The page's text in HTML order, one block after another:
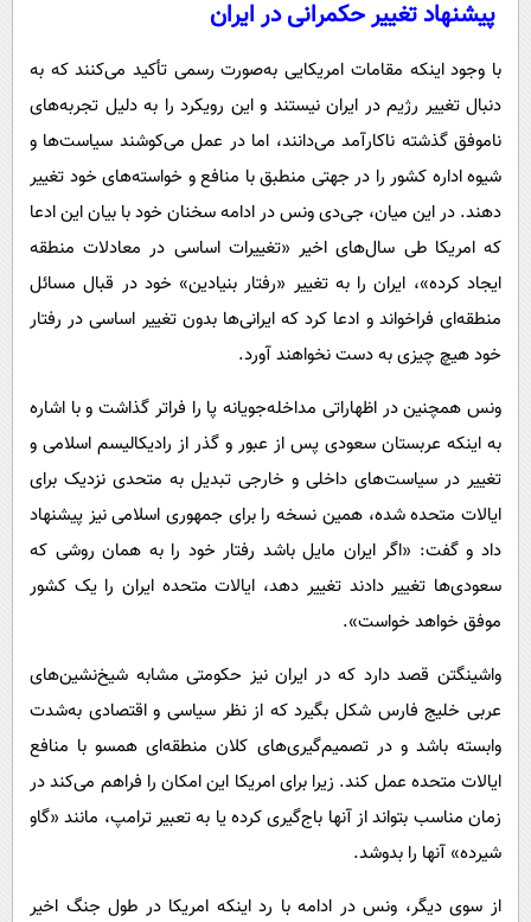
پیشنهاد تغییر حکمرانی در ایران
با وجود اینکه مقامات امریکایی به‌صورت رسمی تأکید می‌کنند که به
دنبال تغییر رژیم در ایران نیستند و این رویکرد را به دلیل تجربه‌های
ناموفق گذشته ناکارآمد می‌دانند، اما در عمل می‌کوشند سیاست‌ها و
شیوه اداره کشور را در جهتی منطبق با منافع و خواسته‌های خود تغییر
دهند. در این میان، جی‌دی ونس در ادامه سخنان خود با بیان این ادعا
که امریکا طی سال‌های اخیر «تغییرات اساسی در معادلات منطقه
ایجاد کرده»، ایران را به تغییر «رفتار بنیادین» خود در قبال مسائل
منطقه‌ای فراخواند و ادعا کرد که ایرانی‌ها بدون تغییر اساسی در رفتار
خود هیچ چیزی به دست نخواهند آورد.
ونس همچنین در اظهاراتی مداخله‌جویانه پا را فراتر گذاشت و با اشاره
به اینکه عربستان سعودی پس از عبور و گذر از رادیکالیسم اسلامی و
تغییر در سیاست‌های داخلی و خارجی تبدیل به متحدی نزدیک برای
ایالات متحده شده، همین نسخه را برای جمهوری اسلامی نیز پیشنهاد
داد و گفت: «اگر ایران مایل باشد رفتار خود را به همان روشی که
سعودی‌ها تغییر دادند تغییر دهد، ایالات متحده ایران را یک کشور
موفق خواهد خواست».
واشینگتن قصد دارد که در ایران نیز حکومتی مشابه شیخ‌نشین‌های
عربی خلیج فارس شکل بگیرد که از نظر سیاسی و اقتصادی به‌شدت
وابسته باشد و در تصمیم‌گیری‌های کلان منطقه‌ای همسو با منافع
ایالات متحده عمل کند. زیرا برای امریکا این امکان را فراهم می‌کند در
زمان مناسب بتواند از آنها باج‌گیری کرده یا به تعبیر ترامپ، مانند «گاو
شیرده» آنها را بدوشد.
از سوی دیگر، ونس در ادامه با رد اینکه امریکا در طول جنگ اخیر